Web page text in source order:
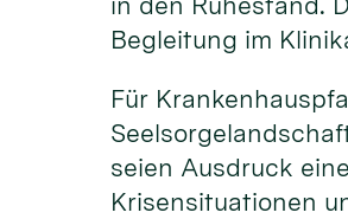
Begleitung im
Für
seien Ausdruck
Krisensituationen